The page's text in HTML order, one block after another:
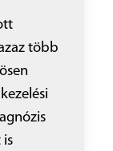
több
is